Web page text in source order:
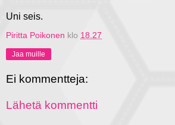
Uni seis.
Piritta Poikonen klo 18.27
Jaa muille
Ei kommentteja:
Lähetä kommentti